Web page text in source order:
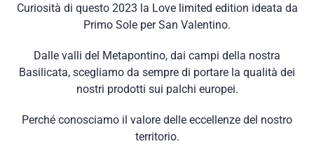
Curiosità di questo 2023 la Love limited edition ideata da
Primo Sole per San Valentino.
Dalle valli del Metapontino, dai campi della nostra
Basilicata, scegliamo da sempre di portare la qualità dei
nostri prodotti sui palchi europei.
Perché conosciamo il valore delle eccellenze del nostro
territorio.